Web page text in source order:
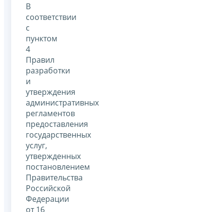
В
соответствии
с
пунктом
4
Правил
разработки
и
утверждения
административных
регламентов
предоставления
государственных
услуг,
утвержденных
постановлением
Правительства
Российской
Федерации
от 16